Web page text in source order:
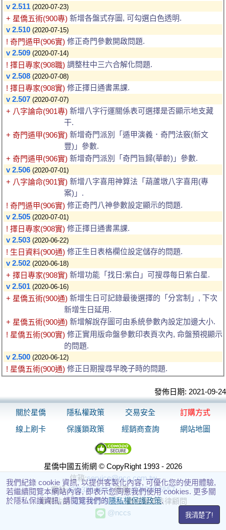
v 2.511 (2020-07-23)
+ 星僑五術(900專) 新增各盤式存圖, 可勾選白色透明.
v 2.510 (2020-07-15)
! 奇門遁甲(906實) 修正奇門參數開啟問題.
v 2.509 (2020-07-14)
! 擇日專家(908職) 調整柱中三六合解化問題.
v 2.508 (2020-07-08)
! 擇日專家(908實) 修正擇日通書黑課.
v 2.507 (2020-07-07)
+ 八字論命(901專) 新增八字行運關係表可選擇是否顯示地支藏
干.
+ 奇門遁甲(906實) 新增奇門派別「遁甲演義．奇門法竅(新文
豐)」參數.
+ 奇門遁甲(906實) 新增奇門派別「奇門旨歸(華齡)」參數.
v 2.506 (2020-07-01)
+ 八字論命(901實) 新增八字喜用神算法「葫蘆墩八字喜用(專
案)」.
! 奇門遁甲(906實) 修正奇門八神參數設定顯示的問題.
v 2.505 (2020-07-01)
! 擇日專家(908實) 修正擇日通書黑課.
v 2.503 (2020-06-22)
! 生日資料(900通) 修正生日表格欄位設定儲存的問題.
v 2.502 (2020-06-18)
+ 擇日專家(908實) 新增功能「找日:紫白」可搜尋每日紫白星.
v 2.501 (2020-06-16)
+ 星僑五術(900通) 新增生日可記錄最後選擇的「分宮制」, 下次
新增生日延用.
+ 星僑五術(900通) 新增解說存圖可由系統參數內設定加邊大小.
! 星僑五術(900實) 修正實用版命盤參數印表頁次內, 命盤預視顯示
的問題.
v 2.500 (2020-06-12)
! 星僑五術(900通) 修正日期搜尋早晚子時的問題.
發佈日期: 2021-09-24
關於星僑 隱私權政策 交易安全
訂購方式
線上刷卡
保護鎖政策 經銷商查詢 網站地圖
星僑中國五術網 © CopyRight 1993 - 2026
信箱:service@ncc.com.tw
電話:(03)328-8833傳真:(03)328-6557
本網站由瀛睿律師事務所擔任常年法律顧問
@nccs
我們紀錄 cookie 資訊, 以提供客製化內容, 可優化您的使用體驗,
若繼續閱覽本網站內容, 即表示您同意我們使用 cookies. 更多關
於隱私保護資訊, 請閱覽我們的隱私權保護政策.
我清楚了!